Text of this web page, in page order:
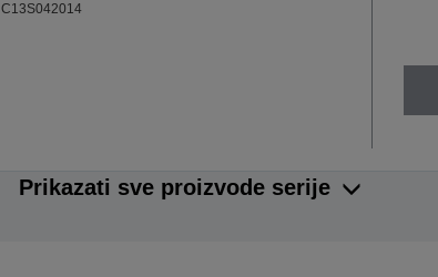
C13S042014
Prikazati sve proizvode serije